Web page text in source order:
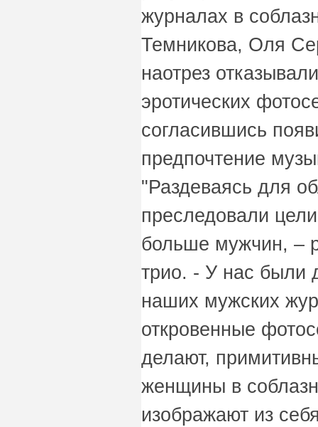
журналах в
Темникова, Оля
наотрез
эротических
согласившись
предпочтение
"Раздеваясь для
преследовали
больше мужчин, –
трио. - У нас были
наших мужских
откровенные
делают,
женщины в
изображают из